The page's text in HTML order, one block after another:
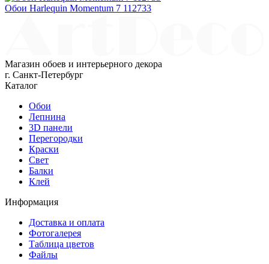
Обои Harlequin Momentum 7 112733
Магазин обоев и интерьерного декора
г. Санкт-Петербург
Каталог
Обои
Лепнина
3D панели
Перегородки
Краски
Свет
Балки
Клей
Информация
Доставка и оплата
Фотогалерея
Таблица цветов
Файлы